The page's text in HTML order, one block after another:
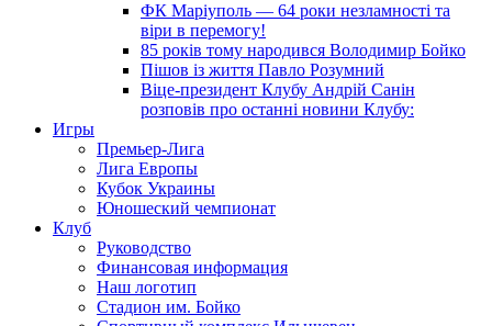
ФК Маріуполь — 64 роки незламності та
віри в перемогу!
85 років тому народився Володимир Бойко
Пішов із життя Павло Розумний
Віце-президент Клубу Андрій Санін
розповів про останні новини Клубу:
Игры
Премьер-Лига
Лига Европы
Кубок Украины
Юношеский чемпионат
Клуб
Руководство
Финансовая информация
Наш логотип
Стадион им. Бойко